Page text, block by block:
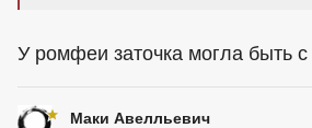
У ромфеи заточка могла быть с
Маки Авелльевич